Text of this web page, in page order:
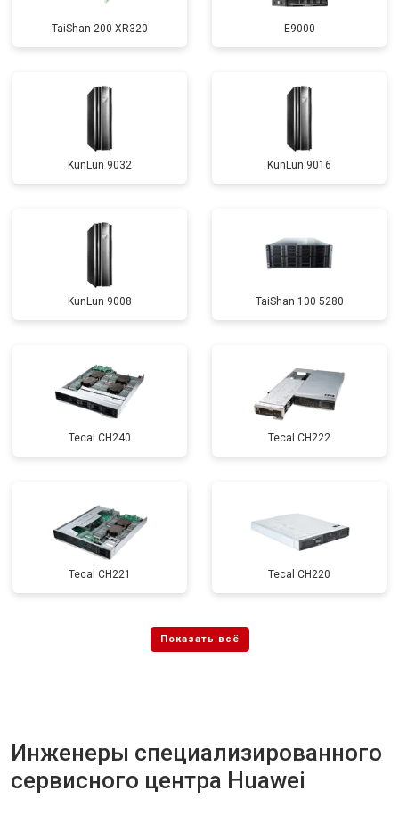
TaiShan 200 XR320 E9000
KunLun 9032 KunLun 9016
KunLun 9008 TaiShan 100 5280
Tecal CH240 Tecal CH222
Tecal CH221 Tecal CH220
Инженеры специализированного
сервисного центра Huawei